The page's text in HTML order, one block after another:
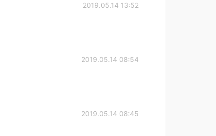
2019.05.14 13:52
2019.05.14 08:54
2019.05.14 08:45